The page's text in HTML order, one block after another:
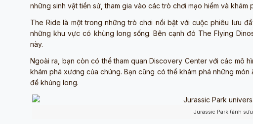
những sinh vật tiền sử, tham gia vào các trò chơi mạo hiểm và khám
The Ride là một trong những trò chơi nổi bật với cuộc phiêu lưu
những khu vực có khủng long sống. Bên cạnh đó The Flying
này.
Ngoài ra, bạn còn có thể tham quan Discovery Center với các mô
khám phá xương của chúng. Bạn cũng có thể khám phá những
đề khủng long.
Jurassic Park (ảnh